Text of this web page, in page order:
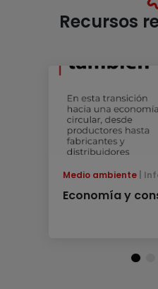
Recursos
Medio ambiente
Economía y